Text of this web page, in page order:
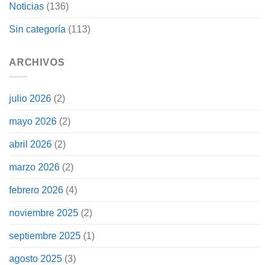
Noticias (136)
Sin categoría (113)
ARCHIVOS
julio 2026 (2)
mayo 2026 (2)
abril 2026 (2)
marzo 2026 (2)
febrero 2026 (4)
noviembre 2025 (2)
septiembre 2025 (1)
agosto 2025 (3)